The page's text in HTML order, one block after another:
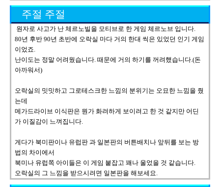
주절 주절
원자로 사고가 난 체르노빌을 모티브로 한 게임 체르노브 입니다.
80년 후반 90년 초반에 오락실 마다 거의 한대 씩은 있었던 인기 게임
이었죠.
난이도는 정말 어려웠습니다. 때문에 거의 하기를 꺼려했습니다.(돈
아까워서)
오락실의 밋밋하고 그로테스크한 느낌의 분위기는 오묘한 느낌을 줬
는데
메가드라이브 이식판은 뭔가 화려하게 보이려고 한 것 같지만 어딘
가 이질감이 느껴집니다.
게다가 북미판이나 유럽판 과 일본판의 버튼배치나 앞뒤를 보는 방
법의 차이에서
북미나 유럽쪽 아이들은 이 게임 붙잡고 꽤나 울었을 것 같습니다.
오락실의 그 느낌을 받으시려면 일본판을 해보세요.